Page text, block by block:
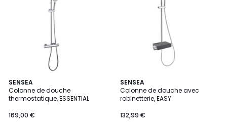
SENSEA
Colonne de douche
thermostatique, ESSENTIAL
169,00 €
SENSEA
Colonne de douche avec
robinetterie, EASY
132,99 €